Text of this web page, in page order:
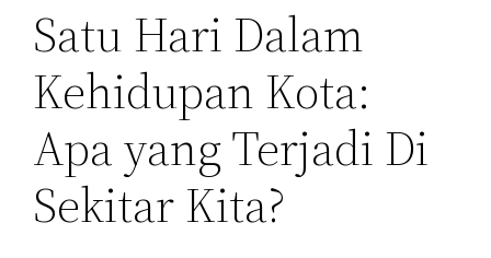
Satu Hari Dalam
Kehidupan Kota:
Apa yang Terjadi Di
Sekitar Kita?